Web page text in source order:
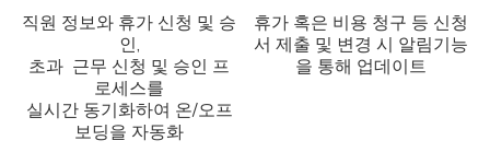
직원 정보와 휴가 신청 및 승
인,
초과 근무 신청 및 승인 프
로세스를
실시간 동기화하여 온/오프
보딩을 자동화
휴가 혹은 비용 청구 등 신청
서 제출 및 변경 시 알림기능
을 통해 업데이트